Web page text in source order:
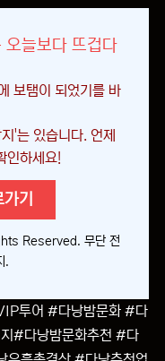
오늘보다 뜨겁다
보탬이 되었기를 바
'는 있습니다. 언제
인하세요!
기
Reserved. 무단 전
.
투어 #다낭밤문화 #다
#다낭밤문화추천 #다